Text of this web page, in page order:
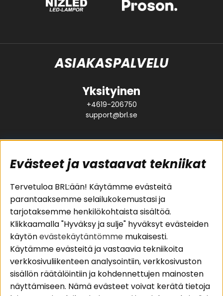
ASIAKASPALVELU
Yksityinen
+4619-206750
support@brl.se
Suositut sivut
Pakettiratkaisut
Autostereot
Kaiuttimet
Päätevahvistimet
Lisätarvikkeet
Kaapelit
Asiakaspalvelu
Evästeet
Huolto- ja
takuutiedot
Ostoehdot
Palautus
Tietosuojapolitiikka
Evästeet ja vastaavat tekniikat
Tervetuloa BRL:ään! Käytämme evästeitä
parantaaksemme selailukokemustasi ja
tarjotaksemme henkilökohtaista sisältöä.
Klikkaamalla "Hyväksy ja sulje" hyväksyt evästeiden
käytönevästekäytäntömme mukaisesti.
Käytämme evästeitä ja vastaavia tekniikoita
verkkosivuliikenteen analysointiin, verkkosivuston
sisällön räätälöintiin ja kohdennettujen mainosten
näyttämiseen. Nämä evästeet voivat kerätä tietoja